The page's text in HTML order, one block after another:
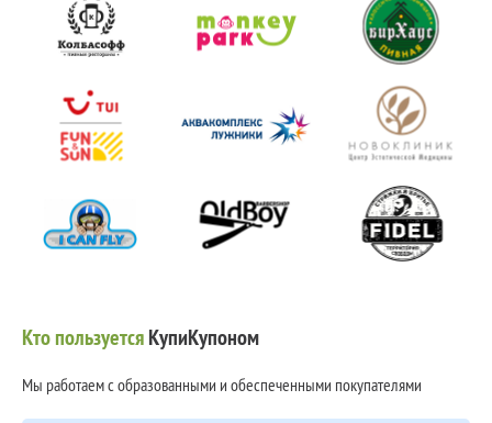
Кто пользуетсяКупиКупоном
Мы работаем с образованными и обеспеченными покупателями